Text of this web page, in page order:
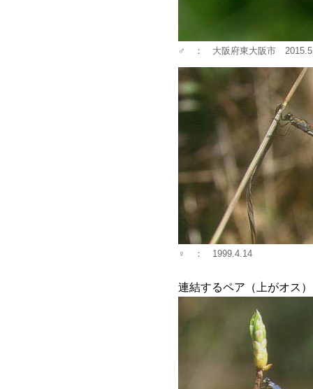
♂ ： 大阪府東大阪市
♀ ： 1999.4.14
連結するペア（上がオス